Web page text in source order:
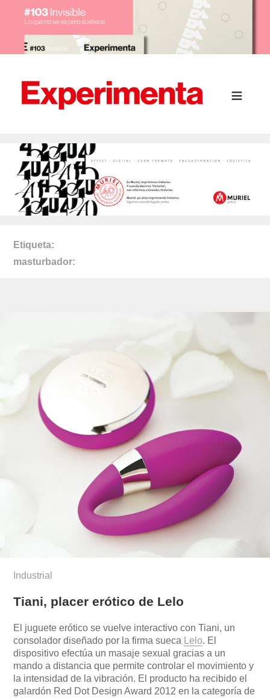
Etiqueta
masturbador
Industrial
Tiani, placer erótico de Lelo
El juguete erótico se vuelve interactivo con Tiani, un
consolador diseñado por la firma sueca
Lelo. El
dispositivo efectúa un masaje sexual gracias a un
mando a distancia que permite controlar el movimiento y
la intensidad de la vibración. El producto ha recibido el
galardón Red Dot Design Award 2012 en la categoría de